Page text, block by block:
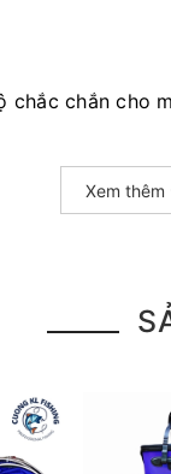
chắc chắn cho
Xem thêm